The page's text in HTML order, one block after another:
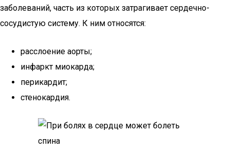
заболеваний, часть из которых затрагивает сердечно-
сосудистую систему. К ним относятся:
расслоение аорты;
инфаркт миокарда;
перикардит;
стенокардия.